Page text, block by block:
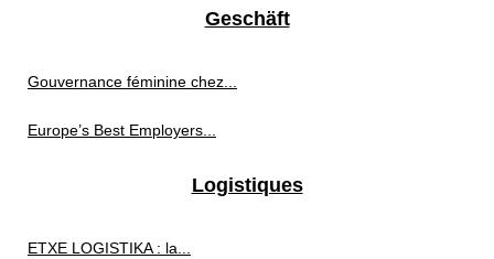
Geschäft
Gouvernance féminine chez...
Europe’s Best Employers...
Logistiques
ETXE LOGISTIKA : la...